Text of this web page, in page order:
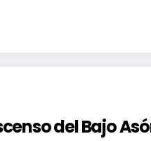
del Bajo